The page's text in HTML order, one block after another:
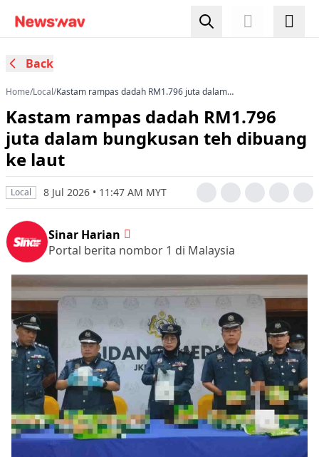
Back
Home/Local/Kastam rampas dadah RM1.796 juta dalam
Kastam rampas dadah RM1.796
juta dalam bungkusan teh dibuang
ke laut
Local 8 Jul 2026 • 11:47 AM MYT
Sinar Harian
Portal berita nombor 1 di Malaysia